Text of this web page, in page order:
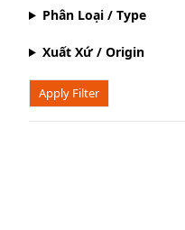
Phân Loại / Type
Xuất Xứ / Origin
Apply Filter